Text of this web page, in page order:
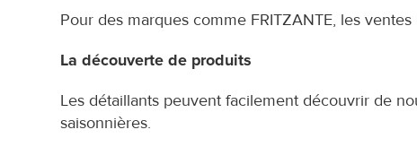
Pour des marques comme FRITZANTE, les
La découverte de produits
Les détaillants peuvent facilement découvrir de
saisonnières.